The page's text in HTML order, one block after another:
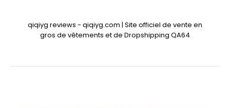
qiqiyg reviews - qiqiyg.com | Site officiel de vente en
gros de vêtements et de Dropshipping QA64